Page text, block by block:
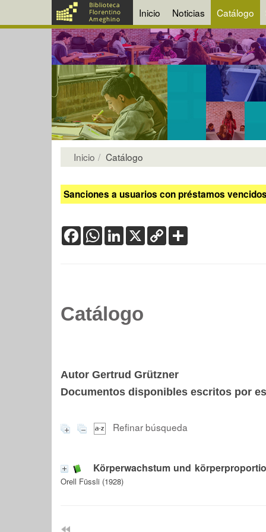
Inicio Noticias Catálogo
Inicio Catálogo
Sanciones a usuarios con préstamos
FacebookWhatsApp
LinkedIn
X Copy
Link
Catálogo
Autor Gertrud Grützner
Documentos disponibles escritos por
Refinar búsqueda
Körperwachstum und
Orell Füssli (1928)